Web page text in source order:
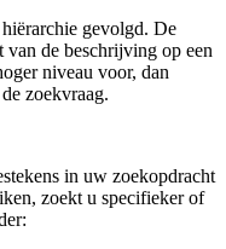
gevolgd. De
de beschrijving op een
niveau voor, dan
zoekvraag.
in uw zoekopdracht
zoekt u specifieker of